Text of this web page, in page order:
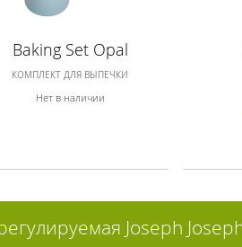
Baking Set Opal
КОМПЛЕКТ ДЛЯ ВЫПЕЧКИ
Нет в наличии
Joseph